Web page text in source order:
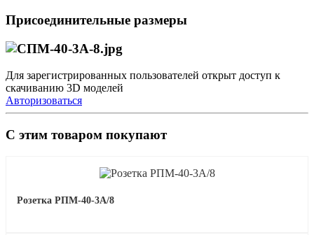
Присоединительные размеры
Для зарегистрированных пользователей открыт доступ к
скачиванию 3D моделей
Авторизоваться
С этим товаром покупают
Розетка РПМ-40-3А/8